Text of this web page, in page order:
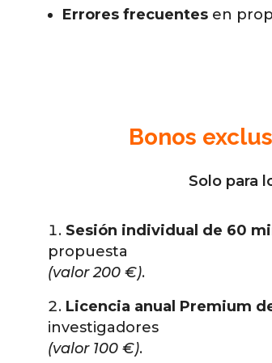
Errores frecuentes en
Bonos
Solo para
Sesión individual de 60
propuesta
(valor 200 €).
Licencia anual Premium
investigadores
(valor 100 €).